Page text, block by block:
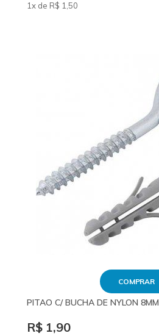
1x de R$ 1,50
COMPRAR
PITAO C/ BUCHA DE NYLON 8MM
R$ 1,90